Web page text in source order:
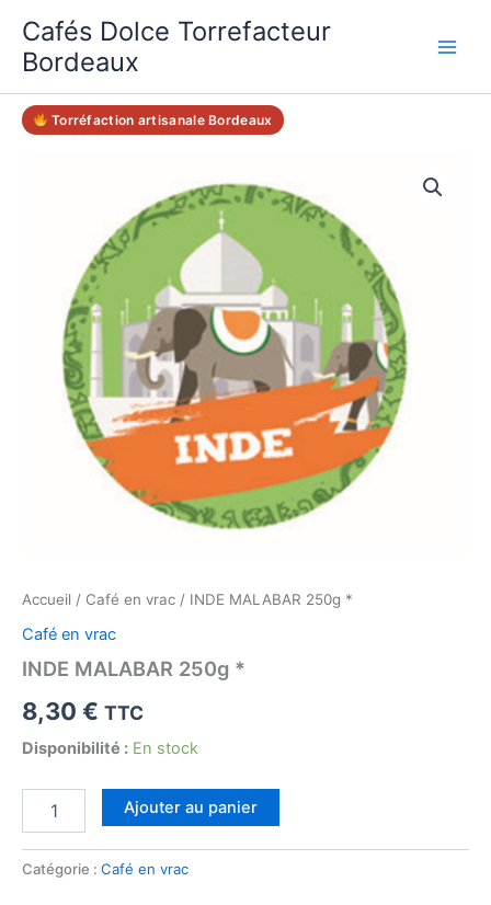
contenu
Cafés Dolce Torrefacteur
Bordeaux
Torréfaction artisanale Bordeaux
Accueil / Café en vrac / INDE MALABAR 250g *
Café en vrac
INDE MALABAR 250g *
8,30 € TTC
Disponibilité : En stock
MALABAR
Ajouter au panier
Catégorie : Café en vrac